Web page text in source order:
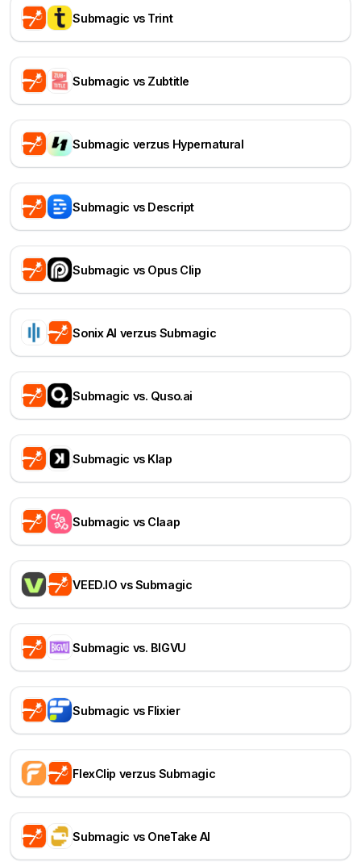
Submagic vs Trint
Submagic vs Zubtitle
Submagic verzus Hypernatural
Submagic vs Descript
Submagic vs Opus Clip
Sonix AI verzus Submagic
Submagic vs. Quso.ai
Submagic vs Klap
Submagic vs Claap
VEED.IO vs Submagic
Submagic vs. BIGVU
Submagic vs Flixier
FlexClip verzus Submagic
Submagic vs OneTake AI